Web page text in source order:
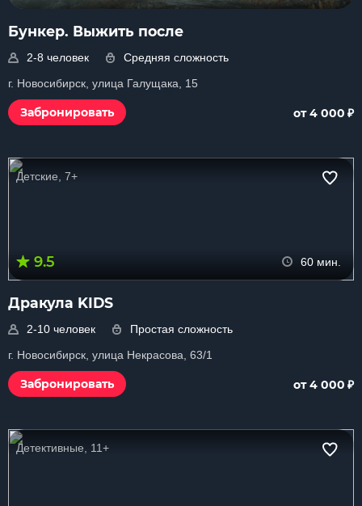
Бункер. Выжить после
2-8 человек
Средняя сложность
г. Новосибирск, улица Галущака, 15
Забронировать от 4 000 ₽
Детские, 7+
9.5 60 мин.
Дракула KIDS
2-10 человек
Простая сложность
г. Новосибирск, улица Некрасова, 63/1
Забронировать от 4 000 ₽
Детективные, 11+